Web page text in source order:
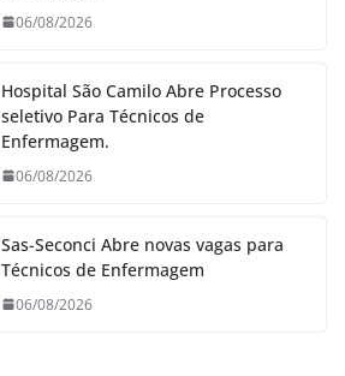
06/08/2026
Hospital São Camilo Abre Processo
seletivo Para Técnicos de
Enfermagem.
06/08/2026
Sas-Seconci Abre novas vagas para
Técnicos de Enfermagem
06/08/2026